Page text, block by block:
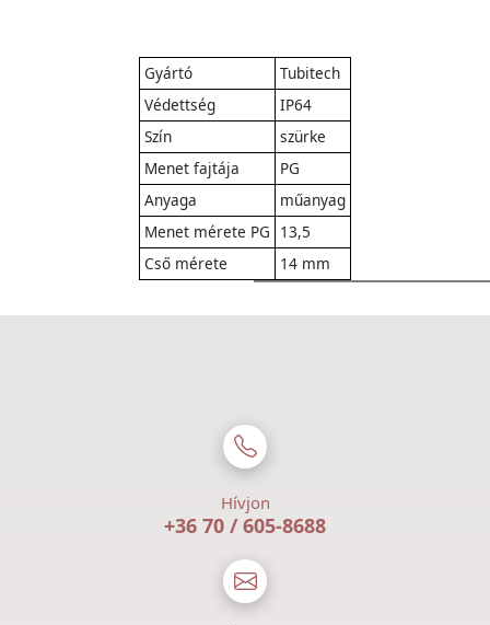
Gyártó
Tubitech
Védettség
IP64
Szín
szürke
Menet fajtája
PG
Anyaga
műanyag
Menet mérete PG 13,5
Cső mérete
14 mm
Hívjon
+36 70 / 605-8688